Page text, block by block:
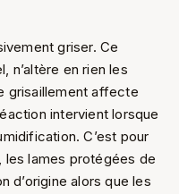
griser. Ce
n’altère en rien les
grisaillement affecte
intervient lorsque
C’est pour
les lames protégées de
d’origine alors que les